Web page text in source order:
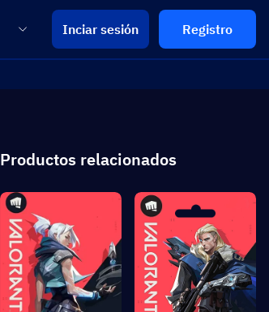
Inciar sesión Registro
Productos relacionados